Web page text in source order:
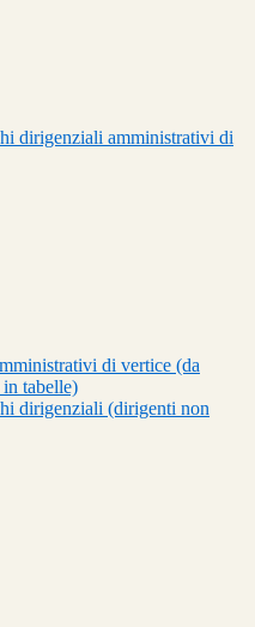
dirigenziali amministrativi di
di vertice (da
tabelle)
dirigenziali (dirigenti non